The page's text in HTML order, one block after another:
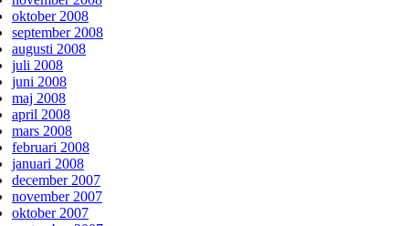
oktober 2008
september 2008
augusti 2008
juli 2008
juni 2008
maj 2008
april 2008
mars 2008
februari 2008
januari 2008
december 2007
november 2007
oktober 2007